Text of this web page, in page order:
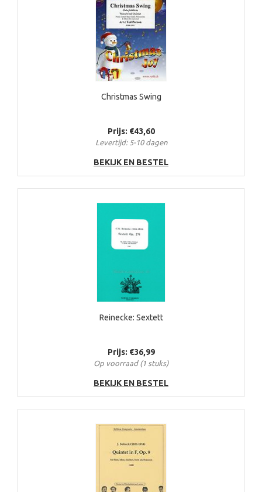
Christmas Swing
Prijs: €43,60
Levertijd: 5-10 dagen
BEKIJK EN BESTEL
Reinecke: Sextett
Prijs: €36,99
Op voorraad (1 stuks)
BEKIJK EN BESTEL